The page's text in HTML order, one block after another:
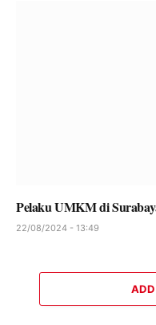
Pelaku UMKM di
22/08/2024 - 13:49